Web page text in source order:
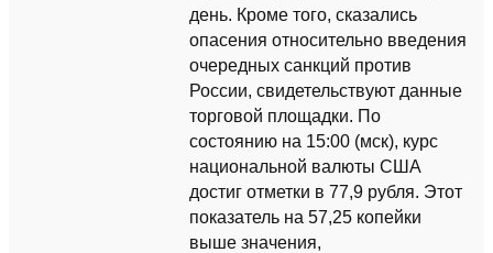
день. Кроме того, сказались
опасения относительно введения
очередных санкций против
России, свидетельствуют данные
торговой площадки. По
состоянию на 15:00 (мск), курс
национальной валюты США
достиг отметки в 77,9 рубля. Этот
показатель на 57,25 копейки
выше значения,